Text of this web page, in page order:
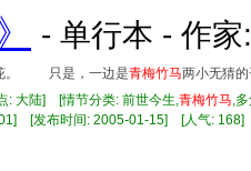
- 单行本 - 作
。 只是，一边是青梅竹马两小无猜
: 大陆] [情节分类: 前世今生, 青梅竹马 ,
[发布时间: 2005-01-15] [人气: